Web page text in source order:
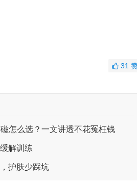
31
怎么选？一文讲透不花冤枉钱
解训练
护肤少踩坑